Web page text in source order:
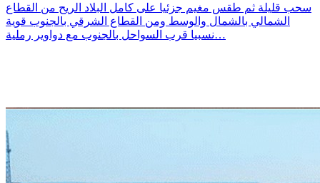
سحب قليلة ثم طقس مغيم جزئيا على كامل البلاد الريح من القطاع
الشمالي بالشمال والوسط ومن القطاع الشرقي بالجنوب قوية
نسبيا قرب السواحل بالجنوب مع دواوير رملية…